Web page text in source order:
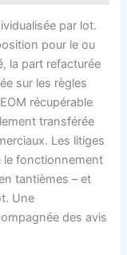
par lot.
pour le ou
la part refacturée
sur les règles
récupérable
transférée
Les litiges
le fonctionnement
tantièmes – et
Une
des avis